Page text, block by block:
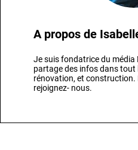
A propos de
Je suis fondatrice du média
partage des infos dans tout
rénovation, et construction.
rejoignez- nous.